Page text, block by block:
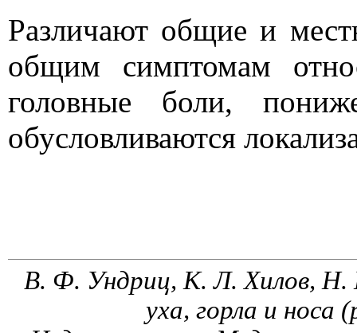
Различают общие и
общим симптомам
головные боли,
обусловливаются
В. Ф. Ундриц, К. Л. Хилов, Н.
уха, горла и носа